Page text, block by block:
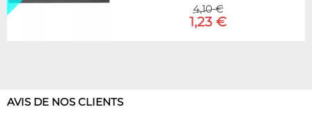
4,10 €
1,23 €
AVIS DE NOS CLIENTS